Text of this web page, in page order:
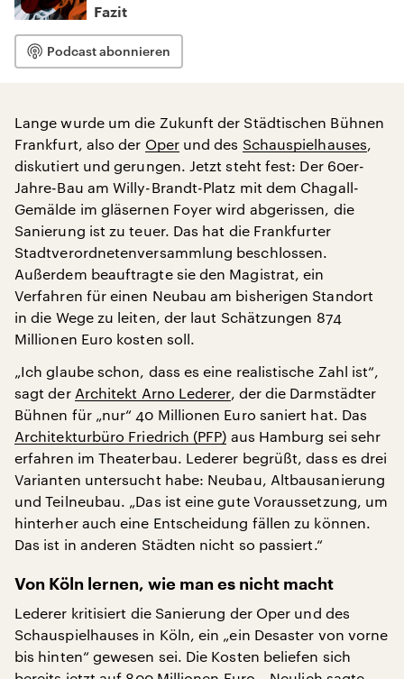
Fazit
Podcast abonnieren
Lange wurde um die Zukunft der Städtischen Bühnen
Frankfurt, also der Operund des Schauspielhauses,
diskutiert und gerungen. Jetzt steht fest: Der 60er-
Jahre-Bau am Willy-Brandt-Platz mit dem Chagall-
Gemälde im gläsernen Foyer wird abgerissen, die
Sanierung ist zu teuer. Das hat die Frankfurter
Stadtverordnetenversammlung beschlossen.
Außerdem beauftragte sie den Magistrat, ein
Verfahren für einen Neubau am bisherigen Standort
in die Wege zu leiten, der laut Schätzungen 874
Millionen Euro kosten soll.
„Ich glaube schon, dass es eine realistische Zahl ist“,
sagt der Architekt Arno Lederer, der die Darmstädter
Bühnen für „nur“ 40 Millionen Euro saniert hat. Das
Architekturbüro Friedrich (PFP) aus Hamburg sei sehr
erfahren im Theaterbau. Lederer begrüßt, dass es drei
Varianten untersucht habe: Neubau, Altbausanierung
und Teilneubau. „Das ist eine gute Voraussetzung, um
hinterher auch eine Entscheidung fällen zu können.
Das ist in anderen Städten nicht so passiert.“
Von Köln lernen, wie man es nicht macht
Lederer kritisiert die Sanierung der Oper und des
Schauspielhauses in Köln, ein „ein Desaster von vorne
bis hinten“ gewesen sei. Die Kosten beliefen sich